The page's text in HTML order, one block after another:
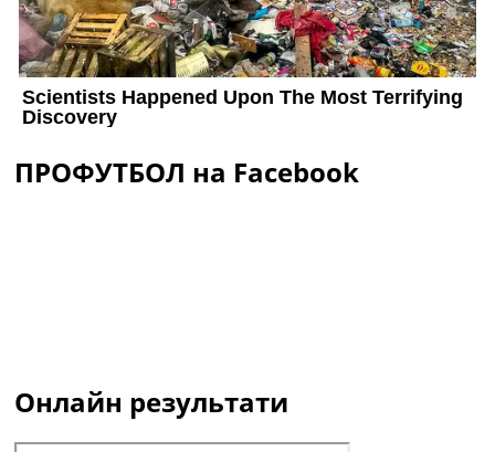
ПРОФУТБОЛ на Facebook
Онлайн результати